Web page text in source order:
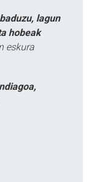
lagun
hobeak
eskura